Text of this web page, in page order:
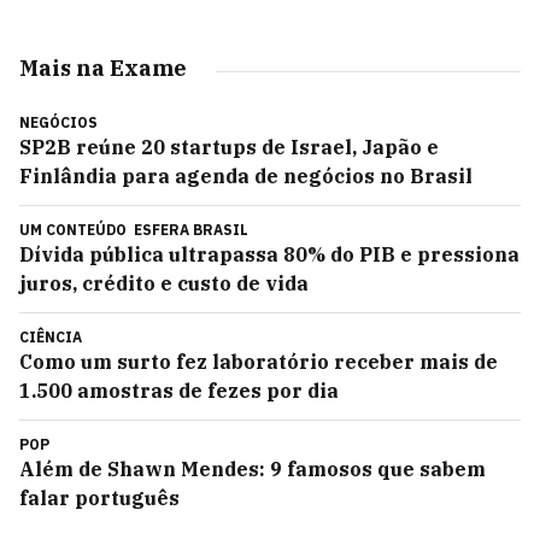
Mais na Exame
NEGÓCIOS
SP2B reúne 20 startups de Israel, Japão e
Finlândia para agenda de negócios no Brasil
UM CONTEÚDO ESFERA BRASIL
Dívida pública ultrapassa 80% do PIB e pressiona
juros, crédito e custo de vida
CIÊNCIA
Como um surto fez laboratório receber mais de
1.500 amostras de fezes por dia
POP
Além de Shawn Mendes: 9 famosos que sabem
falar português